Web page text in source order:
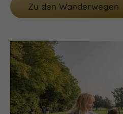
Zu den Wanderwegen